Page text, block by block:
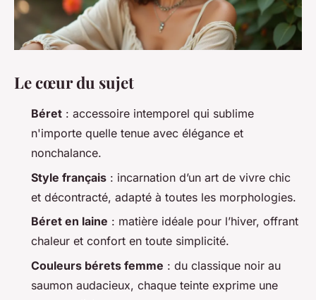
Le cœur du sujet
Béret : accessoire intemporel qui sublime
n'importe quelle tenue avec élégance et
nonchalance.
Style français : incarnation d’un art de vivre chic
et décontracté, adapté à toutes les morphologies.
Béret en laine : matière idéale pour l’hiver, offrant
chaleur et confort en toute simplicité.
Couleurs bérets femme : du classique noir au
saumon audacieux, chaque teinte exprime une